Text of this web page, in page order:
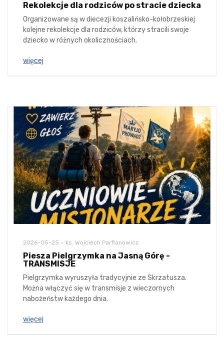
Rekolekcje dla rodziców po stracie dziecka
Organizowane są w diecezji koszalińsko-kołobrzeskiej
kolejne rekolekcje dla rodziców, którzy stracili swoje
dziecko w różnych okolicznościach.
więcej
2026-05-25 ks. Wojciech Parfianowicz
Piesza Pielgrzymka na Jasną Górę -
TRANSMISJE
Pielgrzymka wyruszyła tradycyjnie ze Skrzatusza.
Można włączyć się w transmisje z wieczornych
nabożeństw każdego dnia.
więcej